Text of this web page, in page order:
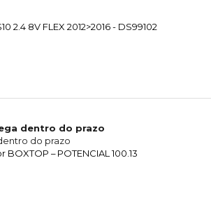
2.4 8V FLEX 2012>2016 - DS99102
dentro do prazo
do prazo
– POTENCIAL 100.13